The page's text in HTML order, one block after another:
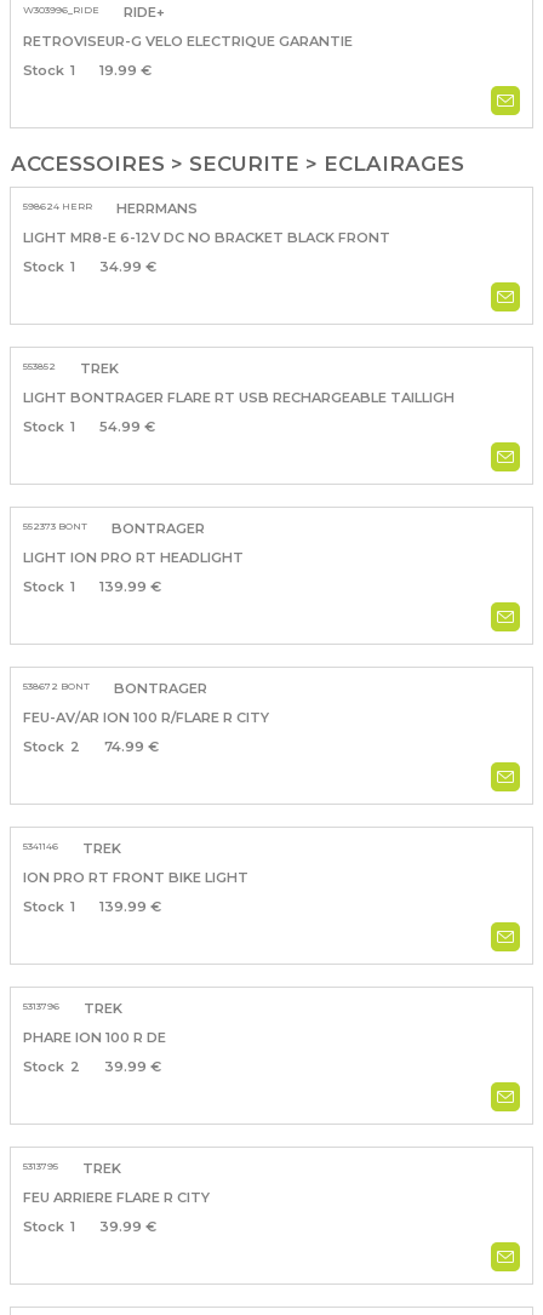
W303996_RIDE
RIDE+
RETROVISEUR-G VELO ELECTRIQUE GARANTIE
1
19.99 €
ACCESSOIRES > SECURITE > ECLAIRAGES
598624 HERR
HERRMANS
LIGHT MR8-E 6-12V DC NO BRACKET BLACK FRONT
1
34.99 €
553852
TREK
LIGHT BONTRAGER FLARE RT USB RECHARGEABLE TAILLIGH
1
54.99 €
552373 BONT
BONTRAGER
LIGHT ION PRO RT HEADLIGHT
1
139.99 €
538672 BONT
BONTRAGER
FEU-AV/AR ION 100 R/FLARE R CITY
2
74.99 €
5341146
TREK
ION PRO RT FRONT BIKE LIGHT
1
139.99 €
5313796
TREK
PHARE ION 100 R DE
2
39.99 €
5313795
TREK
FEU ARRIERE FLARE R CITY
1
39.99 €